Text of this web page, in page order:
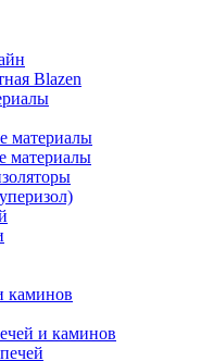
Blazen
материалы
материалы
каминов
и каминов